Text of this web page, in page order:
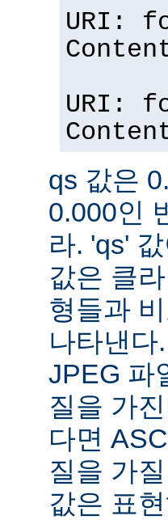
URI:
URI:
qs 값은
0.000인
라. 'qs'
값은 클
형들과
나타낸다
JPEG 파
질을 가
다면
질을 가
값은 표